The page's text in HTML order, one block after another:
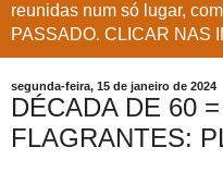
reunidas num só lugar,
PASSADO. CLICAR NAS
segunda-feira, 15 de janeiro de 2024
DÉCADA DE 60
FLAGRANTES: